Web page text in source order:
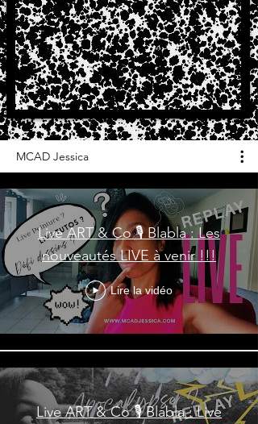
MCAD Jessica
Live ART & Co 🎙️ Blabla : Les
nouveautés LIVE à venir !!!
Lire la vidéo
Live ART & Co 🎙️ Blabla : Live